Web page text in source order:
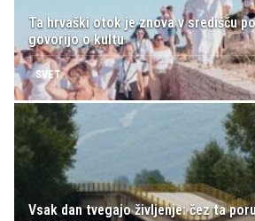
Ta hrvaški otok je znova v središču
govorijo o kultu
SVET
Vsak dan tvegajo življenje: čez ta